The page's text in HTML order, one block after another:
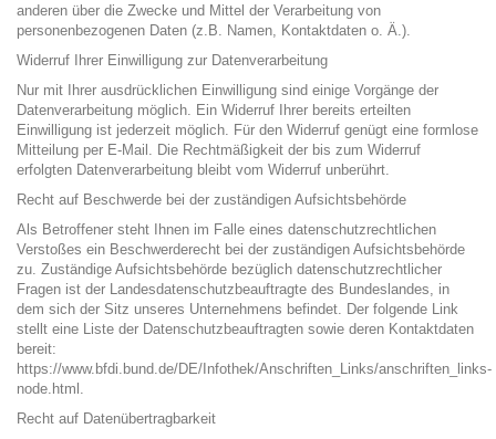
anderen über die Zwecke und Mittel der Verarbeitung von
personenbezogenen Daten (z.B. Namen, Kontaktdaten o. Ä.).
Widerruf Ihrer Einwilligung zur Datenverarbeitung
Nur mit Ihrer ausdrücklichen Einwilligung sind einige Vorgänge der
Datenverarbeitung möglich. Ein Widerruf Ihrer bereits erteilten
Einwilligung ist jederzeit möglich. Für den Widerruf genügt eine formlose
Mitteilung per E-Mail. Die Rechtmäßigkeit der bis zum Widerruf
erfolgten Datenverarbeitung bleibt vom Widerruf unberührt.
Recht auf Beschwerde bei der zuständigen Aufsichtsbehörde
Als Betroffener steht Ihnen im Falle eines datenschutzrechtlichen
Verstoßes ein Beschwerderecht bei der zuständigen Aufsichtsbehörde
zu. Zuständige Aufsichtsbehörde bezüglich datenschutzrechtlicher
Fragen ist der Landesdatenschutzbeauftragte des Bundeslandes, in
dem sich der Sitz unseres Unternehmens befindet. Der folgende Link
stellt eine Liste der Datenschutzbeauftragten sowie deren Kontaktdaten
bereit:
https://www.bfdi.bund.de/DE/Infothek/Anschriften_Links/anschriften_links-
node.html.
Recht auf Datenübertragbarkeit